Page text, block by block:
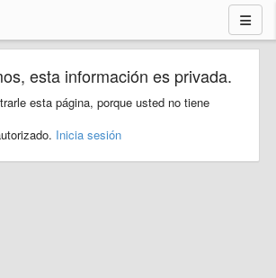
esta información es privada.
esta página, porque usted no tiene
Inicia sesión